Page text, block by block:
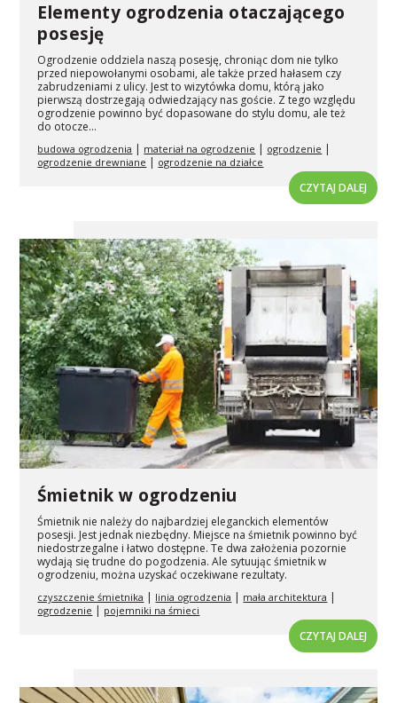
Elementy ogrodzenia otaczającego
posesję
Ogrodzenie oddziela naszą posesję, chroniąc dom nie tylko
przed niepowołanymi osobami, ale także przed hałasem czy
zabrudzeniami z ulicy. Jest to wizytówka domu, którą jako
pierwszą dostrzegają odwiedzający nas goście. Z tego względu
ogrodzenie powinno być dopasowane do stylu domu, ale też
do otocze...
budowa ogrodzenia | materiał na ogrodzenie | ogrodzenie |
ogrodzenie drewniane | ogrodzenie na działce
CZYTAJ DALEJ
Śmietnik w ogrodzeniu
Śmietnik nie należy do najbardziej eleganckich elementów
posesji. Jest jednak niezbędny. Miejsce na śmietnik powinno być
niedostrzegalne i łatwo dostępne. Te dwa założenia pozornie
wydają się trudne do pogodzenia. Ale sytuując śmietnik w
ogrodzeniu, można uzyskać oczekiwane rezultaty.
czyszczenie śmietnika | linia ogrodzenia | mała architektura |
ogrodzenie | pojemniki na śmieci
CZYTAJ DALEJ